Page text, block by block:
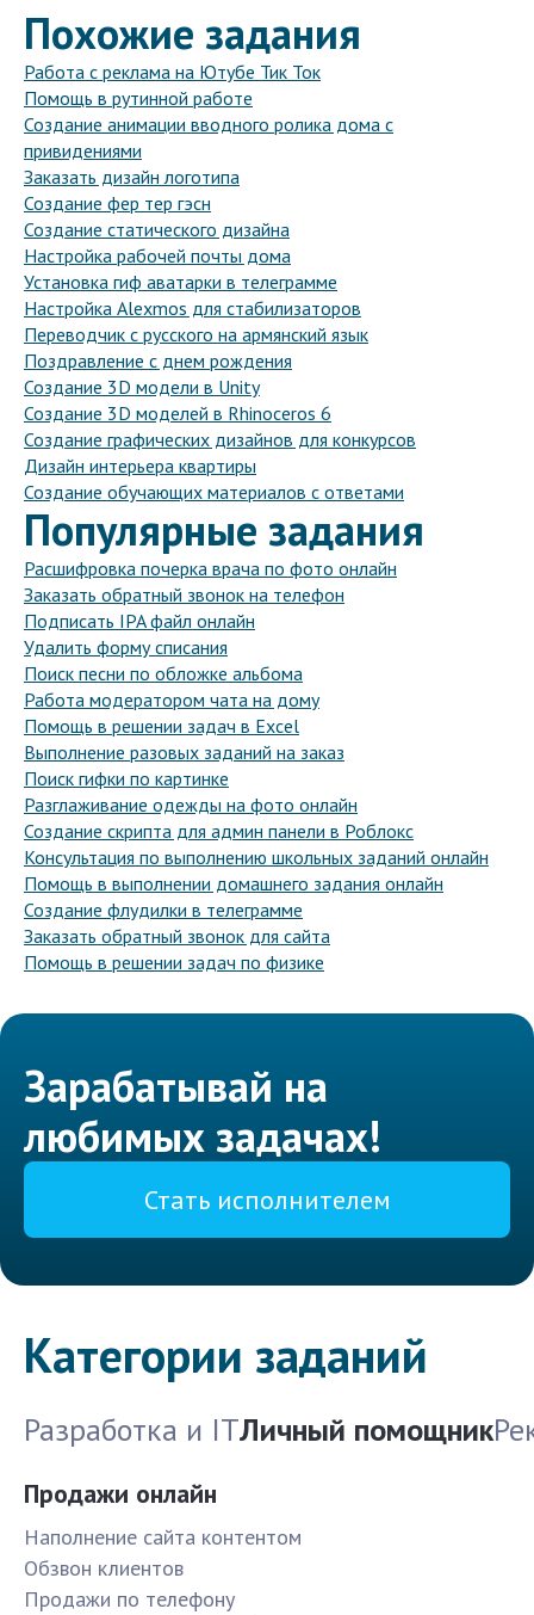
Похожие задания
Работа с реклама на Ютубе Тик Ток
Помощь в рутинной работе
Создание анимации вводного ролика дома с
привидениями
Заказать дизайн логотипа
Создание фер тер гэсн
Создание статического дизайна
Настройка рабочей почты дома
Установка гиф аватарки в телеграмме
Настройка Alexmos для стабилизаторов
Переводчик с русского на армянский язык
Поздравление с днем рождения
Создание 3D модели в Unity
Создание 3D моделей в Rhinoceros 6
Создание графических дизайнов для конкурсов
Дизайн интерьера квартиры
Создание обучающих материалов с ответами
Популярные задания
Расшифровка почерка врача по фото онлайн
Заказать обратный звонок на телефон
Подписать IPA файл онлайн
Удалить форму списания
Поиск песни по обложке альбома
Работа модератором чата на дому
Помощь в решении задач в Excel
Выполнение разовых заданий на заказ
Поиск гифки по картинке
Разглаживание одежды на фото онлайн
Создание скрипта для админ панели в Роблокс
Консультация по выполнению школьных заданий онлайн
Помощь в выполнении домашнего задания онлайн
Создание флудилки в телеграмме
Заказать обратный звонок для сайта
Помощь в решении задач по физике
Зарабатывай на
любимых задачах!
Стать исполнителем
Категории заданий
Разработка и ITЛичный помощник
Продажи онлайн
Наполнение сайта контентом
Обзвон клиентов
Продажи по телефону